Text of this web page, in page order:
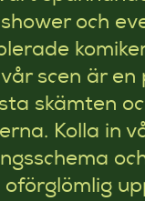
och
scen är
skämten
Kolla in